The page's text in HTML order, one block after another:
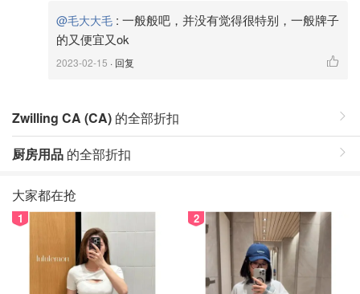
@毛大大毛 : 一般般吧，并没有觉得很特别，一般牌子
的又便宜又ok
2023-02-15 · 回复
Zwilling CA (CA) 的全部折扣
厨房用品 的全部折扣
大家都在抢
1 2